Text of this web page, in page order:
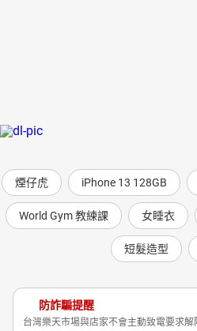
煙仔虎 iPhone 13 128GB
World Gym 教練課 女睡衣
短髮造型
防詐騙提醒
台灣樂天市場與店家不會主動致電要求解